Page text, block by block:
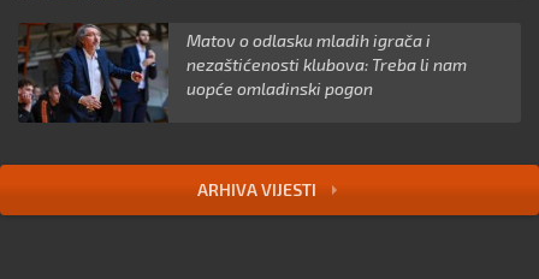
Matov o odlasku mladih igrača i
nezaštićenosti klubova: Treba li nam
uopće omladinski pogon
ARHIVA VIJESTI